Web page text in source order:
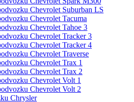
Chevrolet Suburban LS
Chevrolet Tacuma
Chevrolet Tahoe 3
Chevrolet Tracker 3
Chevrolet Tracker 4
Chevrolet Traverse
Chevrolet Trax 1
Chevrolet Trax 2
Chevrolet Volt 1
Chevrolet Volt 2
Chrysler